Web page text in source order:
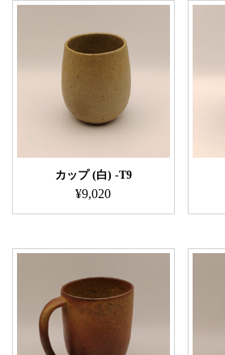
カップ (白) -T9
¥9,020